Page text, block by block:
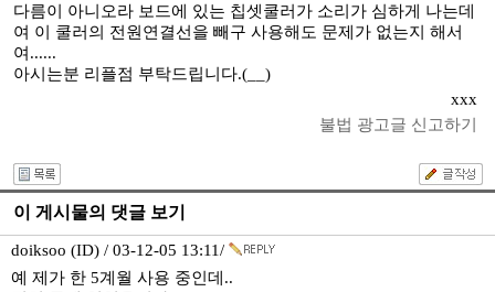
다름이 아니오라 보드에 있는 칩셋쿨러가 소리가 심하게 나는데
여 이 쿨러의 전원연결선을 빼구 사용해도 문제가 없는지 해서
여......
아시는분 리플점 부탁드립니다.(__)
xxx
불법 광고글 신고하기
이 게시물의 댓글 보기
doiksoo (ID) / 03-12-05 13:11/
예 제가 한 5계월 사용 중인데..